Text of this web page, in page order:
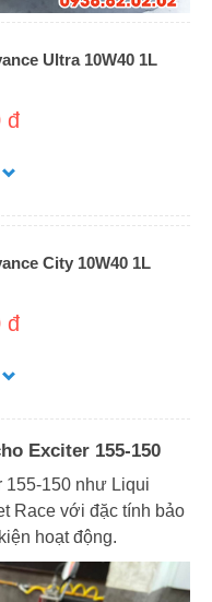
Ultra 10W40 1L
đ
City 10W40 1L
đ
Exciter 155-150
155-150 như Liqui
Race với đặc tính bảo
hoạt động.